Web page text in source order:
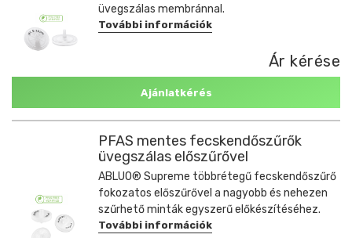
üvegszálas membránnal.
További információk
Ár kérése
Ajánlatkérés
PFAS mentes fecskendőszűrők
üvegszálas előszűrővel
ABLUO® Supreme többrétegű fecskendőszűrő
fokozatos előszűrővel a nagyobb és nehezen
szűrhető minták egyszerű előkészítéséhez.
További információk